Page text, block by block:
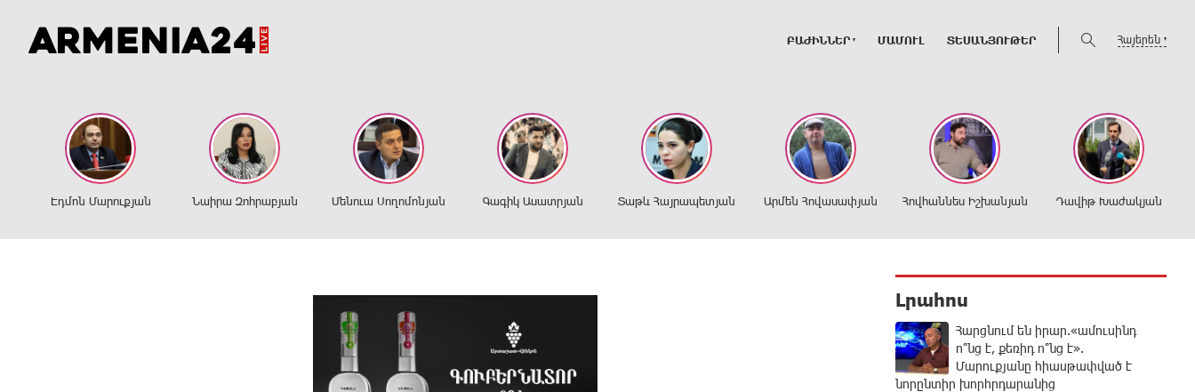
ԲԱԺԻՆՆԵՐ ՄԱՄՈՒԼ ՏԵՍԱՆՅՈՒԹԵՐ Հայերեն
Էդմոն Մարուքյան Նաիրա Զոհրաբյան Մենուա Սողոմոնյան Գագիկ Ասատրյան Տաթև Հայրապետյան Արմեն Հովասափյան Հովհաննես Իշխանյան Դավիթ Խաժակյան
Լրահոս
Հարցնում են իրար.«ամուսինդ
ո՞նց է, քեռիդ ո՞նց է».
Մարուքյանը հիասթափված է
նորընտիր խորհրդարանից